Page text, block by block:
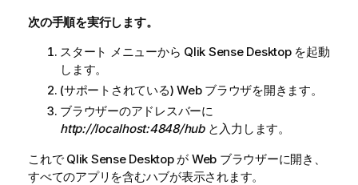
次の手順を実行します。
スタート メニューから Qlik Sense Desktopを起動
します。
(サポートされている) Web ブラウザを開きます。
ブラウザーのアドレスバーに
http://localhost:4848/hubと入力します。
これで Qlik Sense Desktopが Web ブラウザーに開き、
すべてのアプリを含むハブが表示されます。